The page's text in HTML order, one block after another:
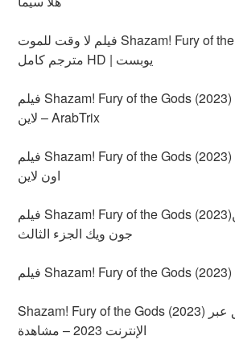
فيلم لا وقت للموت Shazam! Fury of the Gods (2023)
مترجم كامل HD | يوبست
فيلم Shazam! Fury of the Gods (2023) مترجم كامل اون
لاين – ArabTrix
فيلم Shazam! Fury of the Gods (2023) مترجم بجودة hd
اون لاين
فيلم Shazam! Fury of the Gods (2023)مترجم اون لاين HD
جون ويك الجزء الثالث
Shazam! Fury of the Gods (2023) مترجم كامل يتدفق عبر
الإنترنت 2023 – مشاهدة